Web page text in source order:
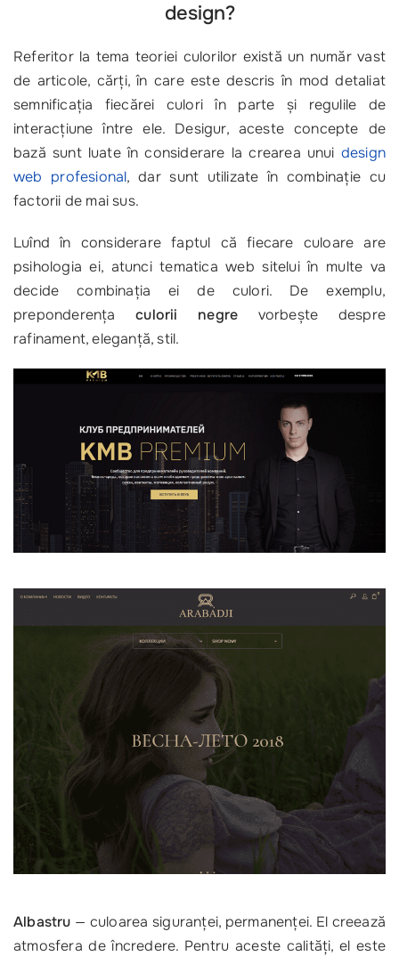
design?
Referitor la tema teoriei culorilor există un număr vast
de articole, cărţi, în care este descris în mod detaliat
semnificaţia fiecărei culori în parte şi regulile de
interacţiune între ele. Desigur, aceste concepte de
bază sunt luate în considerare la crearea unui design
web profesional, dar sunt utilizate în combinație cu
factorii de mai sus.
Luînd în considerare faptul că fiecare culoare are
psihologia ei, atunci tematica web sitelui în multe va
decide combinaţia ei de culori. De exemplu,
preponderenţaculorii negre vorbeşte despre
rafinament, eleganţă, stil.
Albastru — culoarea siguranţei, permanenţei. El creează
atmosfera de încredere. Pentru aceste calităţi, el este